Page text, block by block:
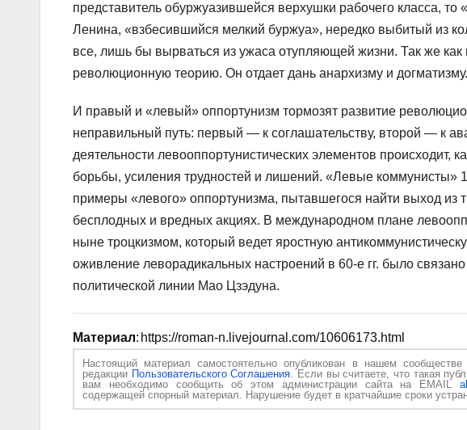
представитель обуржуазившейся верхушки рабочего класса,
Ленина, «взбесившийся мелкий буржуа», нередко выбитый из
все, лишь бы вырваться из ужаса отупляющей жизни. Так же
революционную теорию. Он отдает дань анархизму и догматизму.
И правый и «левый» оппортунизм тормозят развитие
неправильный путь: первый — к соглашательству, второй — к
деятельности левооппортунистических элементов происходит,
борьбы, усиления трудностей и лишений. «Левые коммунисты»
примеры «левого» оппортунизма, пытавшегося найти выход из
бесплодных и вредных акциях. В международном плане
ныне троцкизмом, который ведет яростную
оживление леворадикальных настроений в 60‑е гг. было
политической линии Мао Цзэдуна.
Материал: https://roman-n.livejournal.com/10606173.html
Настоящий материал самостоятельно опубликован в нашем
редакции Пользовательского Соглашения. Если вы считаете, что такая
вам необходимо сообщить об этом администрации сайта на EMAIL
содержащей спорный материал. Нарушение будет в кратчайшие сроки